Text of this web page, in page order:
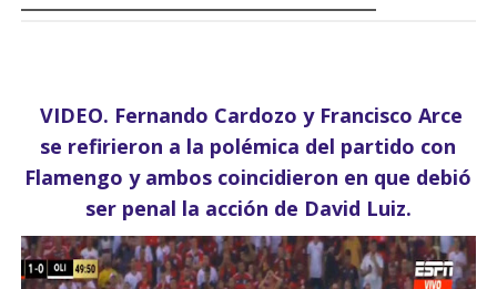
VIDEO. Fernando Cardozo y Francisco Arce
se refirieron a la polémica del partido con
Flamengo y ambos coincidieron en que debió
ser penal la acción de David Luiz.